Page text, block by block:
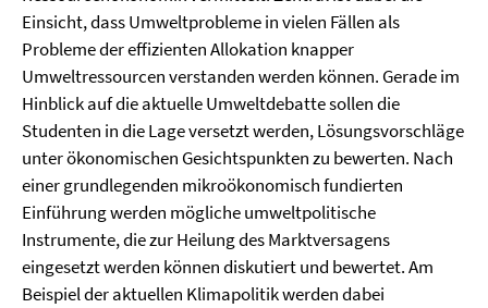
Einsicht, dass Umweltprobleme in vielen Fällen als
Probleme der effizienten Allokation knapper
Umweltressourcen verstanden werden können. Gerade im
Hinblick auf die aktuelle Umweltdebatte sollen die
Studenten in die Lage versetzt werden, Lösungsvorschläge
unter ökonomischen Gesichtspunkten zu bewerten. Nach
einer grundlegenden mikroökonomisch fundierten
Einführung werden mögliche umweltpolitische
Instrumente, die zur Heilung des Marktversagens
eingesetzt werden können diskutiert und bewertet. Am
Beispiel der aktuellen Klimapolitik werden dabei